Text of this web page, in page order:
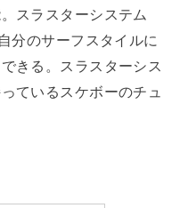
スラスターシステム
分のサーフスタイルに
きる。スラスターシス
ているスケボーのチュ